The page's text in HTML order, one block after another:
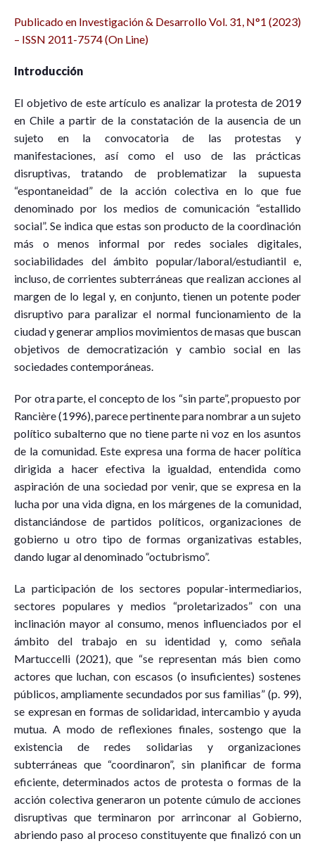
Publicado en Investigación & Desarrollo Vol. 31, N°1 (2023)
– ISSN 2011-7574 (On Line)
Introducción
El objetivo de este artículo es analizar la protesta de 2019
en Chile a partir de la constatación de la ausencia de un
sujeto en la convocatoria de las protestas y
manifestaciones, así como el uso de las prácticas
disruptivas, tratando de problematizar la supuesta
“espontaneidad” de la acción colectiva en lo que fue
denominado por los medios de comunicación “estallido
social”. Se indica que estas son producto de la coordinación
más o menos informal por redes sociales digitales,
sociabilidades del ámbito popular/laboral/estudiantil e,
incluso, de corrientes subterráneas que realizan acciones al
margen de lo legal y, en conjunto, tienen un potente poder
disruptivo para paralizar el normal funcionamiento de la
ciudad y generar amplios movimientos de masas que buscan
objetivos de democratización y cambio social en las
sociedades contemporáneas.
Por otra parte, el concepto de los “sin parte”, propuesto por
Rancière (1996), parece pertinente para nombrar a un sujeto
político subalterno que no tiene parte ni voz en los asuntos
de la comunidad. Este expresa una forma de hacer política
dirigida a hacer efectiva la igualdad, entendida como
aspiración de una sociedad por venir, que se expresa en la
lucha por una vida digna, en los márgenes de la comunidad,
distanciándose de partidos políticos, organizaciones de
gobierno u otro tipo de formas organizativas estables,
dando lugar al denominado “octubrismo”.
La participación de los sectores popular-intermediarios,
sectores populares y medios “proletarizados” con una
inclinación mayor al consumo, menos influenciados por el
ámbito del trabajo en su identidad y, como señala
Martuccelli (2021), que “se representan más bien como
actores que luchan, con escasos (o insuficientes) sostenes
públicos, ampliamente secundados por sus familias” (p. 99),
se expresan en formas de solidaridad, intercambio y ayuda
mutua. A modo de reflexiones finales, sostengo que la
existencia de redes solidarias y organizaciones
subterráneas que “coordinaron”, sin planificar de forma
eficiente, determinados actos de protesta o formas de la
acción colectiva generaron un potente cúmulo de acciones
disruptivas que terminaron por arrinconar al Gobierno,
abriendo paso al proceso constituyente que finalizó con un